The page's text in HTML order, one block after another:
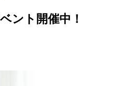
ント開催中！